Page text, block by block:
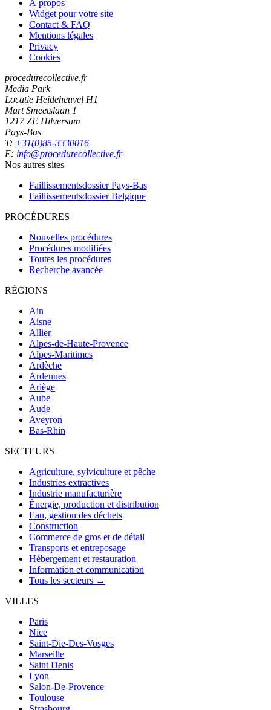
À propos
Widget pour votre site
Contact & FAQ
Mentions légales
Privacy
Cookies
procedurecollective.fr
Media Park
Locatie Heideheuvel H1
Mart Smeetslaan 1
1217 ZE Hilversum
Pays-Bas
T: +31(0)85-3330016
E: info@procedurecollective.fr
Nos autres sites
Faillissementsdossier Pays-Bas
Faillissementsdossier Belgique
PROCÉDURES
Nouvelles procédures
Procédures modifiées
Toutes les procédures
Recherche avancée
RÉGIONS
Ain
Aisne
Allier
Alpes-de-Haute-Provence
Alpes-Maritimes
Ardèche
Ardennes
Ariège
Aube
Aude
Aveyron
Bas-Rhin
SECTEURS
Agriculture, sylviculture et pêche
Industries extractives
Industrie manufacturière
Énergie, production et distribution
Eau, gestion des déchets
Construction
Commerce de gros et de détail
Transports et entreposage
Hébergement et restauration
Information et communication
Tous les secteurs →
VILLES
Paris
Nice
Saint-Die-Des-Vosges
Marseille
Saint Denis
Lyon
Salon-De-Provence
Toulouse